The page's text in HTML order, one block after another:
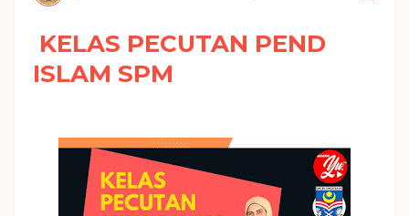
KELAS PECUTAN PEND
ISLAM SPM